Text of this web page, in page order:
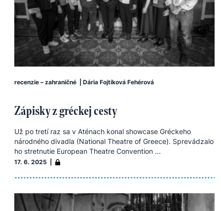
recenzie – zahraničné Dária Fojtíková Fehérová
Zápisky z gréckej cesty
Už po tretí raz sa v Aténach konal showcase Gréckeho
národného divadla (National Theatre of Greece). Sprevádzalo
ho stretnutie European Theatre Convention ...
17. 6. 2025 |